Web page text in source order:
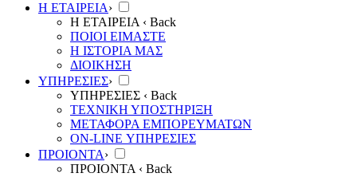
Η ΕΤΑΙΡΕΙΑ›
Η ΕΤΑΙΡΕΙΑ ‹ Back
ΠΟΙΟΙ ΕΙΜΑΣΤΕ
Η ΙΣΤΟΡΙΑ ΜΑΣ
ΔΙΟΙΚΗΣΗ
ΥΠΗΡΕΣΙΕΣ›
ΥΠΗΡΕΣΙΕΣ ‹ Back
ΤΕΧΝΙΚΗ ΥΠΟΣΤΗΡΙΞΗ
ΜΕΤΑΦΟΡΑ ΕΜΠΟΡΕΥΜΑΤΩΝ
ON-LINE ΥΠΗΡΕΣΙΕΣ
ΠΡΟΙΟΝΤΑ›
ΠΡΟΙΟΝΤΑ ‹ Back